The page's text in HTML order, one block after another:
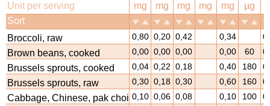
Unit per serving mg mg mg mg mg µg
Sort
Broccoli, raw
0,80 0,20 0,42 0,34
Brown beans, cooked 0,00 0,00 0,00 0,00 60
Brussels sprouts, cooked 0,04 0,22 0,18 0,40 180
Brussels sprouts, raw 0,30 0,18 0,30 0,60 160
Cabbage, Chinese, pak choi, raw
0,10 0,06 0,08 0,10 100